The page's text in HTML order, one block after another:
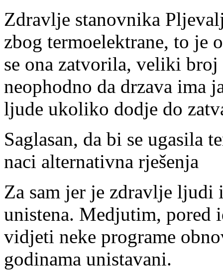
Zdravlje stanovnika
zbog termoelektrane, to je
se ona zatvorila, veliki
neophodno da drzava ima
ljude ukoliko dodje do
Saglasan, da bi se ugasila
naci alternativna rješenja
Za sam jer je zdravlje ljudi
unistena. Medjutim, pored
vidjeti neke programe
godinama unistavani.